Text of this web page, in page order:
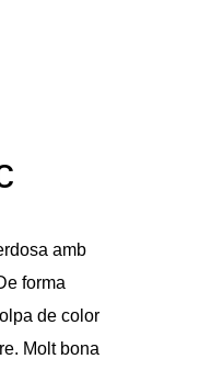
amb
forma
de color
Molt bona